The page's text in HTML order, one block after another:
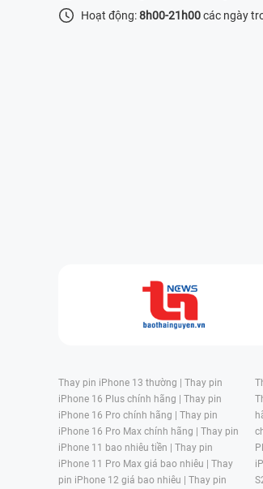
Hoạt động:8h00-21h00các ngày
Thay pin iPhone 13 thường | Thay pin
iPhone 16 Plus chính hãng | Thay pin
iPhone 16 Pro chính hãng | Thay pin
iPhone 16 Pro Max chính hãng | Thay pin
iPhone 11 bao nhiêu tiền | Thay pin
iPhone 11 Pro Max giá bao nhiêu | Thay
pin iPhone 12 giá bao nhiêu | Thay pin